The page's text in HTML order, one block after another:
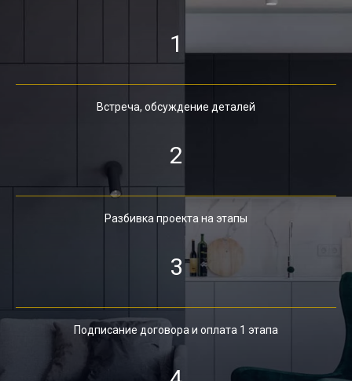
1
Встреча, обсуждение деталей
2
Разбивка проекта на этапы
3
Подписание договора и оплата 1 этапа